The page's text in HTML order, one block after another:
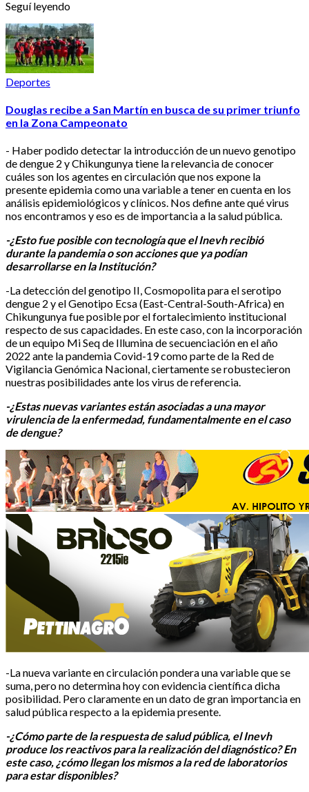
Seguí leyendo
Deportes
Douglas recibe a San Martín en busca de su primer triunfo
en la Zona Campeonato
- Haber podido detectar la introducción de un nuevo genotipo
de dengue 2 y Chikungunya tiene la relevancia de conocer
cuáles son los agentes en circulación que nos expone la
presente epidemia como una variable a tener en cuenta en los
análisis epidemiológicos y clínicos. Nos define ante qué virus
nos encontramos y eso es de importancia a la salud pública.
-¿Esto fue posible con tecnología que el Inevh recibió
durante la pandemia o son acciones que ya podían
desarrollarse en la Institución?
-La detección del genotipo II, Cosmopolita para el serotipo
dengue 2 y el Genotipo Ecsa (East-Central-South-Africa) en
Chikungunya fue posible por el fortalecimiento institucional
respecto de sus capacidades. En este caso, con la incorporación
de un equipo Mi Seq de Illumina de secuenciación en el año
2022 ante la pandemia Covid-19 como parte de la Red de
Vigilancia Genómica Nacional, ciertamente se robustecieron
nuestras posibilidades ante los virus de referencia.
-¿Estas nuevas variantes están asociadas a una mayor
virulencia de la enfermedad, fundamentalmente en el caso
de dengue?
-La nueva variante en circulación pondera una variable que se
suma, pero no determina hoy con evidencia científica dicha
posibilidad. Pero claramente en un dato de gran importancia en
salud pública respecto a la epidemia presente.
-¿Cómo parte de la respuesta de salud pública, el Inevh
produce los reactivos para la realización del diagnóstico? En
este caso, ¿cómo llegan los mismos a la red de laboratorios
para estar disponibles?